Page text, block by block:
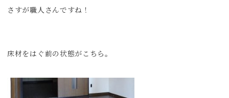
さすが職人さんですね！
床材をはぐ前の状態がこちら。